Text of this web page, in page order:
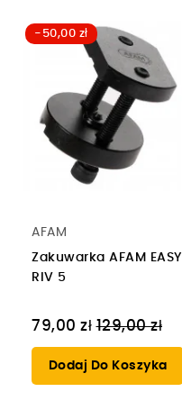
-50,00 zł
AFAM
Zakuwarka AFAM EASY
RIV 5
79,00 zł Cena
regularna
129,00 zł
Dodaj Do Koszyka